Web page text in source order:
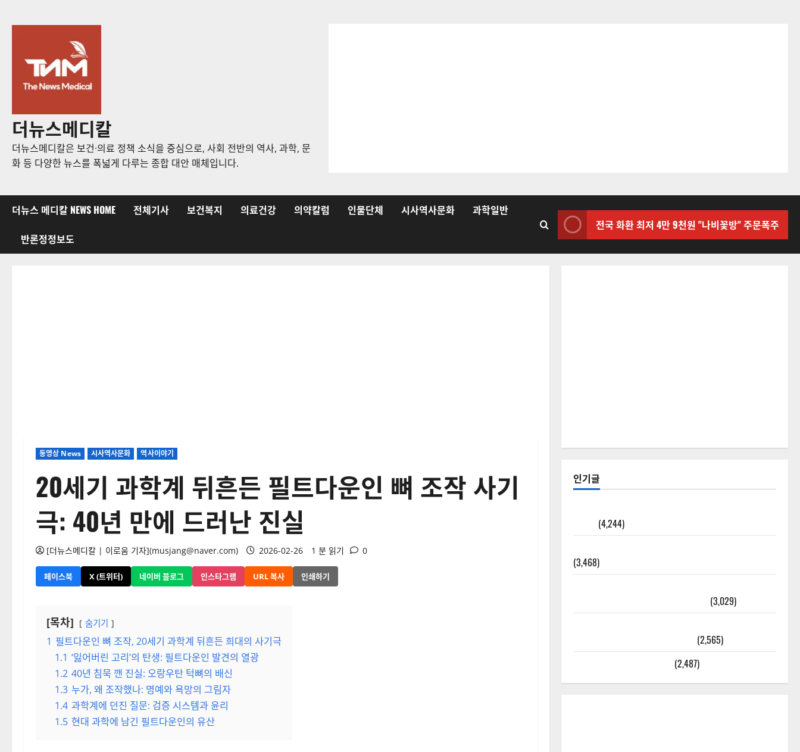
더뉴스메디칼
더뉴스메디칼은 보건·의료 정책 소식을 중심으로, 사회 전반의 역사, 과학, 문
화 등 다양한 뉴스를 폭넓게 다루는 종합 대안 매체입니다.
더뉴스 메디칼 NEWS HOME 전체기사 보건복지 의료건강 의약칼럼 인물단체 시사역사문화 과학일반
반론정정보도
전국 화환 최저 4만 9천원 "나비꽃방" 주문폭주
동영상 News 시사역사문화 역사이야기
20세기 과학계 뒤흔든 필트다운인 뼈 조작 사기
극: 40년 만에 드러난 진실
[더뉴스메디칼 | 이로움 기자](musjang@naver.com) 2026-02-26 1 분 읽기 0
페이스북 X (트위터) 네이버 블로그 인스타그램 URL 복사 인쇄하기
[목차] 숨기기
1 필트다운인 뼈 조작, 20세기 과학계 뒤흔든 희대의 사기극
1.1 ‘잃어버린 고리’의 탄생: 필트다운인 발견의 열광
1.2 40년 침묵 깬 진실: 오랑우탄 턱뼈의 배신
1.3 누가, 왜 조작했나: 명예와 욕망의 그림자
1.4 과학계에 던진 질문: 검증 시스템과 윤리
1.5 현대 과학에 남긴 필트다운인의 유산
인기글
(4,244)
(3,468)
(3,029)
(2,565)
(2,487)